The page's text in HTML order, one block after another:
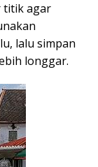
titik agar
lalu simpan
longgar.